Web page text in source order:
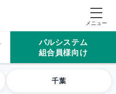
パルシステム
組合員様向け
千葉